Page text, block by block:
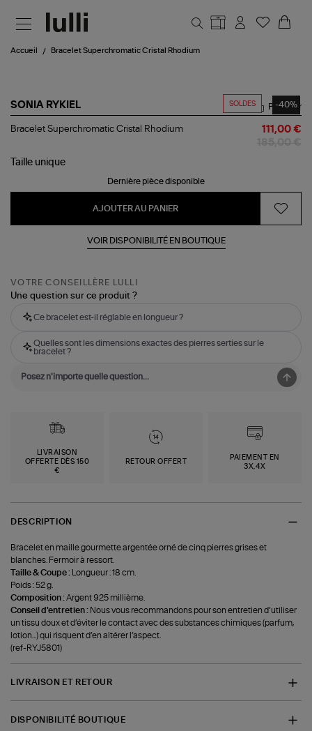
Accueil Bracelet Superchromatic Cristal Rhodium
SOLDES -40%
SONIA RYKIEL
Bracelet
Rhodium
Partager
Bracelet Superchromatic Cristal Rhodium 111,00 €
Taille unique
Dernière pièce disponible
AJOUTER AU PANIER
VOIR DISPONIBILITÉ EN BOUTIQUE
VOTRE CONSEILLÈRE LULLI
Une question sur ce produit ?
Ce bracelet est-il réglable en longueur ?
Quelles sont les dimensions exactes des pierres serties sur le
bracelet ?
LIVRAISON
OFFERTE DÈS 150
€
RETOUR OFFERT
PAIEMENT EN
3X,4X
DESCRIPTION
Bracelet en maille gourmette argentée orné de cinq pierres grises et
blanches. Fermoir à ressort.
Taille & Coupe :
Longueur : 18 cm.
Poids : 52 g.
Composition :Argent 925 millième.
Conseil d'entretien : Nous vous recommandons pour son entretien d’utiliser
un tissu doux et d’éviter le contact avec des substances chimiques (parfum,
lotion...) qui risquent d’en altérer l’aspect.
(ref-RYJ5801)
LIVRAISON ET RETOUR
DISPONIBILITÉ BOUTIQUE